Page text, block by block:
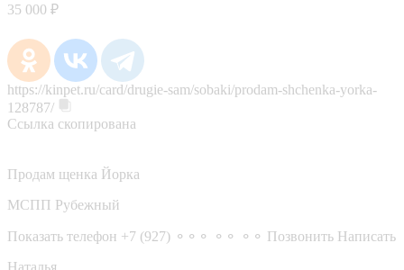
35 000 ₽
https://kinpet.ru/card/drugie-sam/sobaki/prodam-shchenka-yorka-
128787/
Ссылка скопирована
Продам щенка Йорка
МСПП Рубежный
Показать телефон +7 (927) ⚬⚬⚬ ⚬⚬ ⚬⚬ Позвонить Написать
Наталья